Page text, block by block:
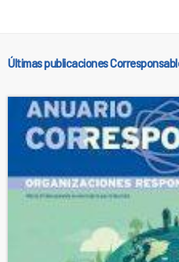
Últimas publicaciones